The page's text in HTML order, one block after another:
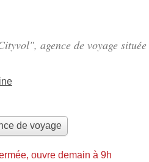
agence de voyage située
de voyage
ouvre demain à 9h